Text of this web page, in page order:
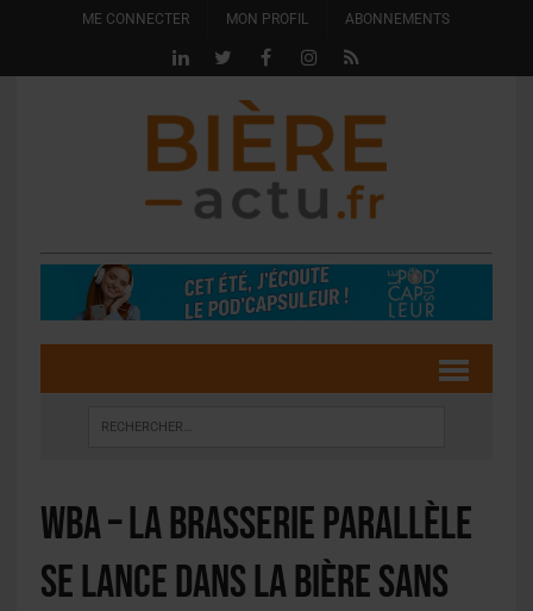
ME CONNECTER MON PROFIL ABONNEMENTS
WBA – La Brasserie Parallèle
se lance dans la bière sans